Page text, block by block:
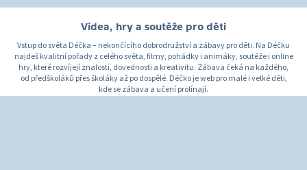
Videa, hry a soutěže pro děti
Vstup do světa Déčka – nekončícího dobrodružství a zábavy pro děti. Na Déčku
najdeš kvalitní pořady z celého světa, filmy, pohádky i animáky, soutěže i online
hry, které rozvíjejí znalosti, dovednosti a kreativitu. Zábava čeká na každého,
od předškoláků přes školáky až po dospělé. Déčko je web pro malé i velké děti,
kde se zábava a učení prolínají.